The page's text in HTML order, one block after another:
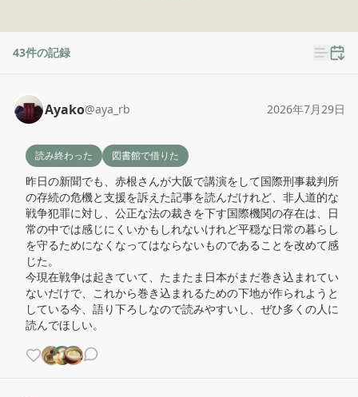
43件の記録
Ayako@aya_rb 2026年7月29日
読み終わった 図書館で借りた
昨日の新聞でも、赤根さんが大阪で講演をして国際刑事裁判所
の存続の危機と支援を訴えた記事を読んだけれど、非人道的な
戦争犯罪に対し、公正な法の裁きを下す国際機関の存在は、日
常の中では感じにくいかもしれないけれど平穏な日常の暮らし
を守るためになくなってはならないものであることを改めて感
じた。
今現在戦争は起きていて、たまたま日本がまだ巻き込まれてい
ないだけで、これから巻き込まれるための下地が作られようと
している今、語り下ろしなので読みやすいし、ぜひ多くの人に
読んでほしい。